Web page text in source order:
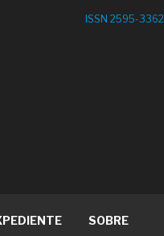
ISSN 2595-3362
SOBRE